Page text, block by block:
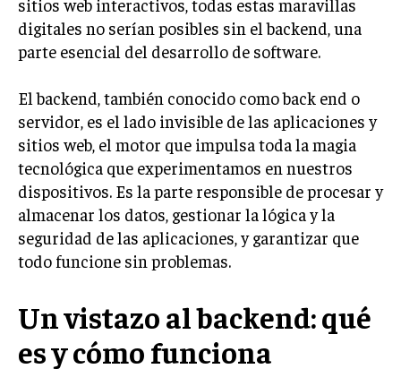
digitales no serían posibles sin el backend, una
parte esencial del desarrollo de software.
El backend, también conocido como back end o
servidor, es el lado invisible de las aplicaciones y
sitios web, el motor que impulsa toda la magia
tecnológica que experimentamos en nuestros
dispositivos. Es la parte responsible de procesar y
almacenar los datos, gestionar la lógica y la
seguridad de las aplicaciones, y garantizar que
todo funcione sin problemas.
Un vistazo al backend: qué
es y cómo funciona